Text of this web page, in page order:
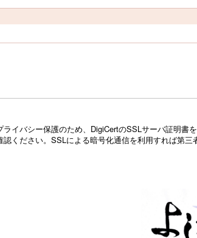
ライバシー保護のため、DigiCertのSSLサーバ証明
認ください。SSLによる暗号化通信を利用すれば第